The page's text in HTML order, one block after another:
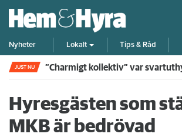
Nyheter Lokalt Tips & Råd
JUST NU ”Charmigt kollektiv” var
Hyresgästen som
MKB är bedrövad